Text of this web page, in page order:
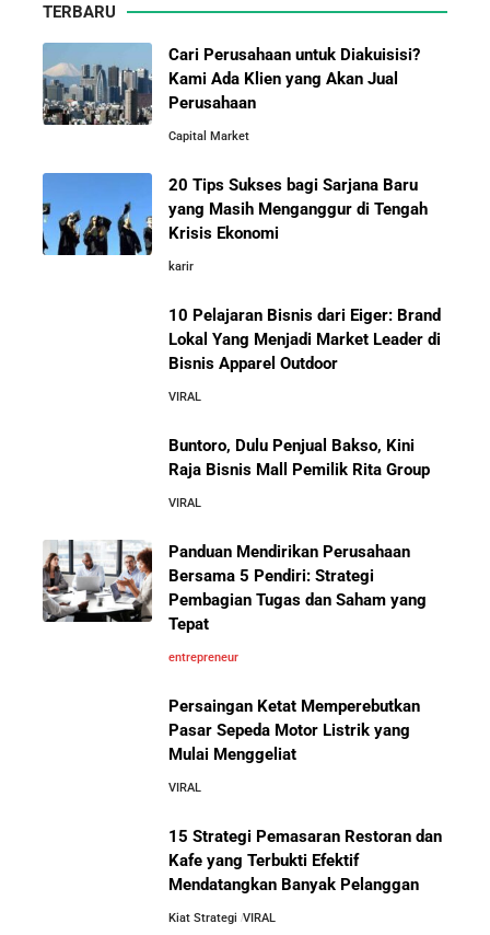
TERBARU
Cari Perusahaan untuk Diakuisisi?
Kami Ada Klien yang Akan Jual
Perusahaan
Capital Market
20 Tips Sukses bagi Sarjana Baru
yang Masih Menganggur di Tengah
Krisis Ekonomi
karir
10 Pelajaran Bisnis dari Eiger: Brand
Lokal Yang Menjadi Market Leader di
Bisnis Apparel Outdoor
VIRAL
Buntoro, Dulu Penjual Bakso, Kini
Raja Bisnis Mall Pemilik Rita Group
VIRAL
Panduan Mendirikan Perusahaan
Bersama 5 Pendiri: Strategi
Pembagian Tugas dan Saham yang
Tepat
entrepreneur
Persaingan Ketat Memperebutkan
Pasar Sepeda Motor Listrik yang
Mulai Menggeliat
VIRAL
15 Strategi Pemasaran Restoran dan
Kafe yang Terbukti Efektif
Mendatangkan Banyak Pelanggan
Kiat Strategi VIRAL